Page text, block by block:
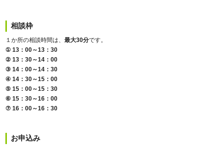
相談枠
１か所の相談時間は、最大30分です。
① 13：00～13：30
② 13：30～14：00
③ 14：00～14：30
④ 14：30～15：00
⑤ 15：00～15：30
⑥ 15：30～16：00
⑦ 16：00～16：30
お申込み